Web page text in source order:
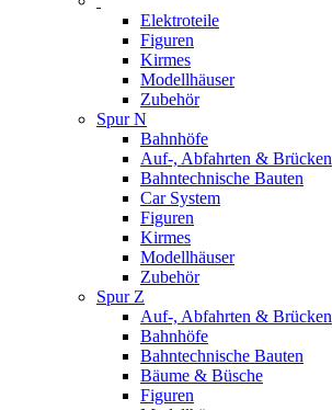
Elektroteile
Figuren
Kirmes
Modellhäuser
Zubehör
Spur N
Bahnhöfe
Auf-, Abfahrten & Brücken
Bahntechnische Bauten
Car System
Figuren
Kirmes
Modellhäuser
Zubehör
Spur Z
Auf-, Abfahrten & Brücken
Bahnhöfe
Bahntechnische Bauten
Bäume & Büsche
Figuren